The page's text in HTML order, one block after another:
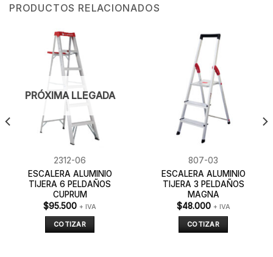
PRODUCTOS RELACIONADOS
PRÓXIMA LLEGADA
2312-06
ESCALERA ALUMINIO
TIJERA 6 PELDAÑOS
CUPRUM
$95.500 + IVA
COTIZAR
807-03
ESCALERA ALUMINIO
TIJERA 3 PELDAÑOS
MAGNA
$48.000 + IVA
COTIZAR